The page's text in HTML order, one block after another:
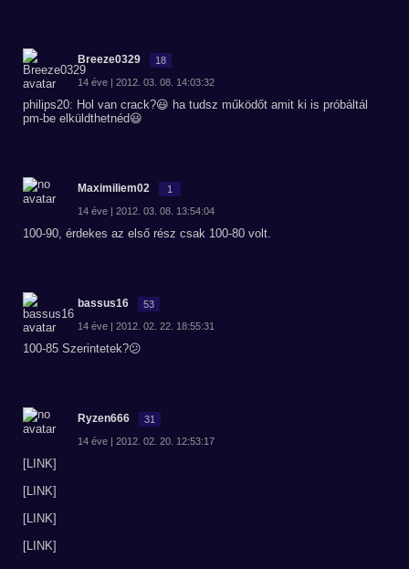
Breeze0329 18
14 éve | 2012. 03. 08. 14:03:32
philips20: Hol van crack?😃 ha tudsz működőt amit ki is próbáltál
pm-be elküldthetnéd😃
Maximiliem02 1
14 éve | 2012. 03. 08. 13:54:04
100-90, érdekes az első rész csak 100-80 volt.
bassus16 53
14 éve | 2012. 02. 22. 18:55:31
100-85 Szerintetek?😕
Ryzen666 31
14 éve | 2012. 02. 20. 12:53:17
[LINK]
[LINK]
[LINK]
[LINK]